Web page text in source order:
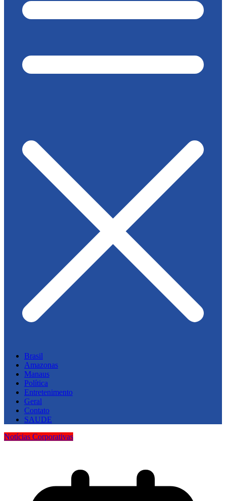
Brasil
Amazonas
Manaus
Política
Entretenimento
Geral
Contato
SAUDE
Notícias Corporativas